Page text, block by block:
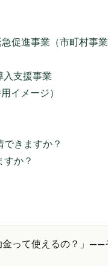
促進事業（市町村事業
入支援事業
イメージ）
きますか？
か？
金って使えるの？」